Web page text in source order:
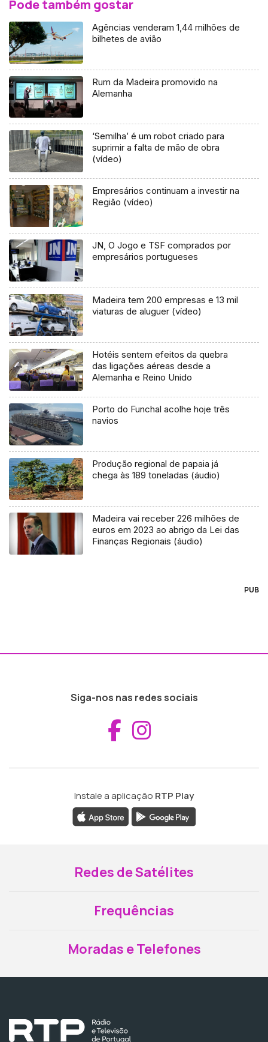
Pode também gostar
Agências venderam 1,44 milhões de
bilhetes de avião
Rum da Madeira promovido na
Alemanha
‘Semilha’ é um robot criado para
suprimir a falta de mão de obra
(vídeo)
Empresários continuam a investir na
Região (vídeo)
JN, O Jogo e TSF comprados por
empresários portugueses
Madeira tem 200 empresas e 13 mil
viaturas de aluguer (vídeo)
Hotéis sentem efeitos da quebra
das ligações aéreas desde a
Alemanha e Reino Unido
Porto do Funchal acolhe hoje três
navios
Produção regional de papaia já
chega às 189 toneladas (áudio)
Madeira vai receber 226 milhões de
euros em 2023 ao abrigo da Lei das
Finanças Regionais (áudio)
PUB
Siga-nos nas redes sociais
Aceder ao
Instale a aplicação RTP Play
Redes de Satélites
Frequências
Moradas e Telefones